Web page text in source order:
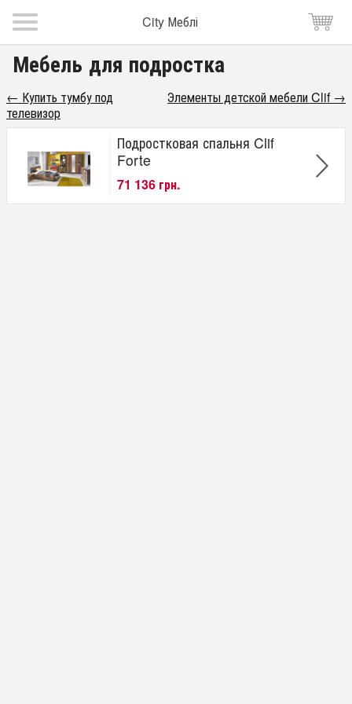
City Меблі
Мебель для подростка
Элементы детской мебели Clif →
← Купить тумбу под
телевизор
Подростковая спальня Clif
Forte
71 136 грн.